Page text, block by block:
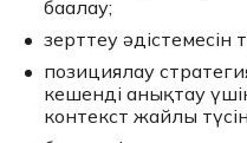
бағалау;
зерттеу әдістемесін
позициялау
кешенді анықтау
контекст жайлы